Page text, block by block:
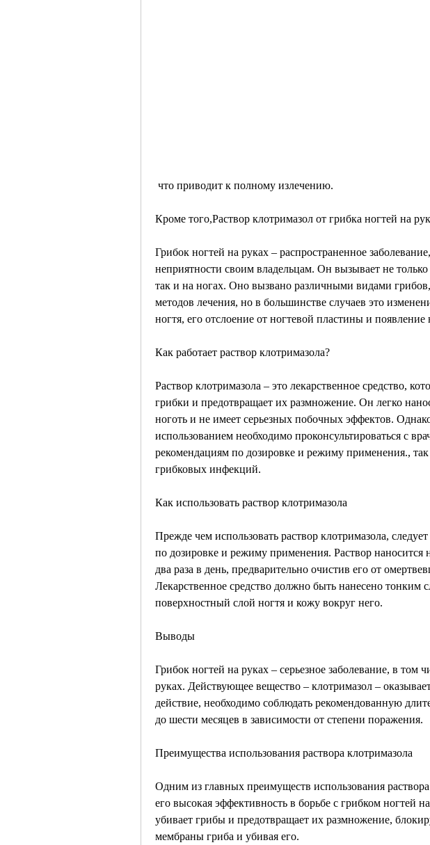
что приводит к полному излечению.
Кроме того,Раствор клотримазол от грибка ногтей на
Грибок ногтей на руках – распространенное
неприятности своим владельцам. Он вызывает не только
так и на ногах. Оно вызвано различными видами
методов лечения, но в большинстве случаев это
ногтя, его отслоение от ногтевой пластины и появление
Как работает раствор клотримазола?
Раствор клотримазола – это лекарственное средство,
грибки и предотвращает их размножение. Он легко
ноготь и не имеет серьезных побочных эффектов.
использованием необходимо проконсультироваться с
рекомендациям по дозировке и режиму применения.,
грибковых инфекций.
Как использовать раствор клотримазола
Прежде чем использовать раствор клотримазола,
по дозировке и режиму применения. Раствор наносится
два раза в день, предварительно очистив его от
Лекарственное средство должно быть нанесено тонким
поверхностный слой ногтя и кожу вокруг него.
Выводы
Грибок ногтей на руках – серьезное заболевание, в том
руках. Действующее вещество – клотримазол –
действие, необходимо соблюдать рекомендованную
до шести месяцев в зависимости от степени поражения.
Преимущества использования раствора клотримазола
Одним из главных преимуществ использования раствора
его высокая эффективность в борьбе с грибком ногтей
убивает грибы и предотвращает их размножение,
мембраны гриба и убивая его.